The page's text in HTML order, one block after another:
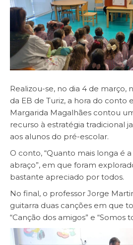
Realizou-se, no dia 4 de março,
da EB de Turiz, a hora do conto
Margarida Magalhães contou
recurso à estratégia tradicional
aos alunos do pré-escolar.
O conto, “Quanto mais longa é
abraço”, em que foram
bastante apreciado por todos.
No final, o professor Jorge
guitarra duas canções em que
“Canção dos amigos” e “Somos